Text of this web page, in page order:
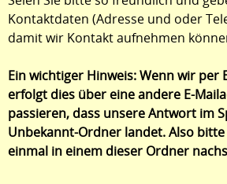
Kontaktdaten (Adresse und oder
damit wir Kontakt aufnehmen
Ein wichtiger Hinweis: Wenn wir per
erfolgt dies über eine andere E-
passieren, dass unsere Antwort im
Unbekannt-Ordner landet. Also
einmal in einem dieser Ordner